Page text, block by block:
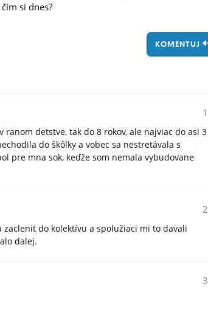
si dnes?
KOMENTUJ
1
ranom detstve, tak do 8 rokov, ale najviac do asi 3
do škôlky a vobec sa nestretávala s
pre mna sok, keďže som nemala vybudovane
2
do kolektívu a spolužiaci mi to davali
dalej.
3